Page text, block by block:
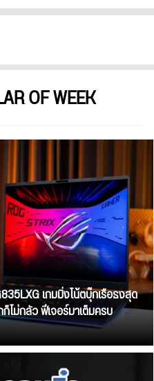
OF WEEK
เกมมิ่งโน้ตบุ๊กเรือธงสุด
ม่กลัว ฟีเจอร์มาเต็มครบ